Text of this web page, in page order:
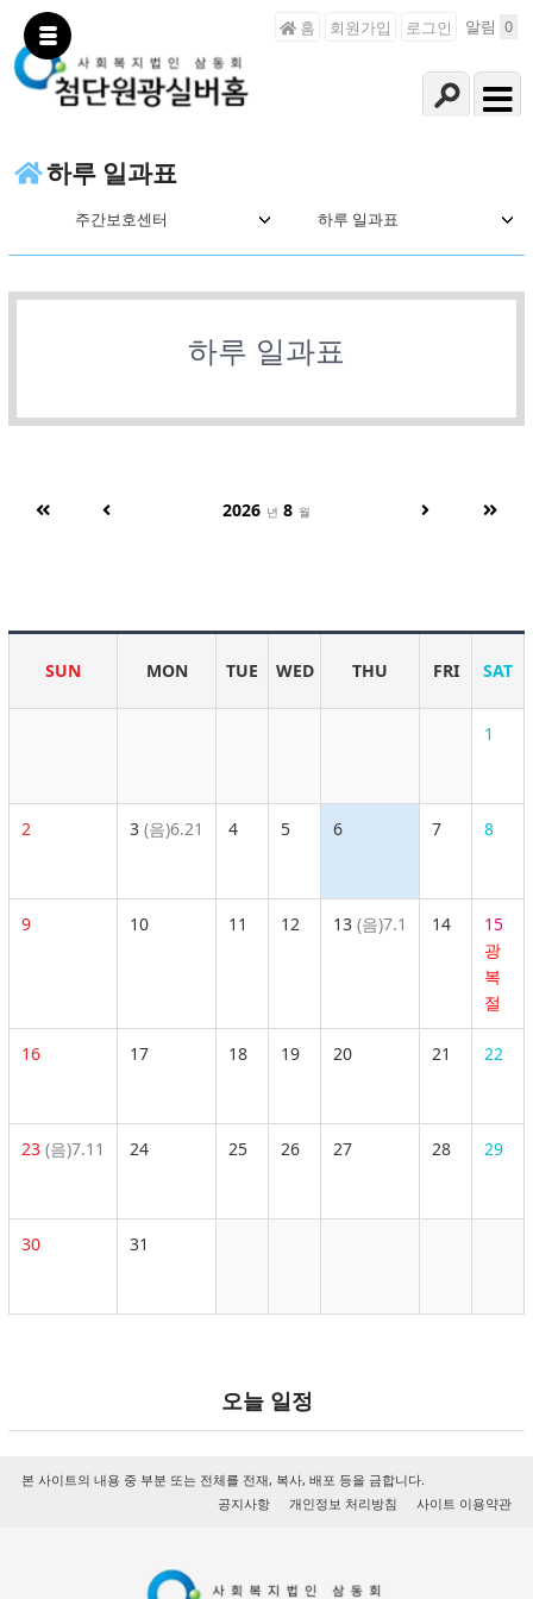
홈 회원가입 로그인 알림 0
하루 일과표
하루 일과표
주간보호센터
하루 일과표
2026 년 8 월
SUN MON TUE WED THU FRI SAT
1
2 3 (음)6.21 4 5 6 7 8
9 10 11 12 13 (음)7.1 14
15
광
복
절
16 17 18 19 20 21 22
23 (음)7.11 24 25 26 27 28 29
30 31
오늘 일정
본 사이트의 내용 중 부분 또는 전체를 전재, 복사, 배포 등을 금합니다.
사이트 이용약관
개인정보 처리방침
공지사항